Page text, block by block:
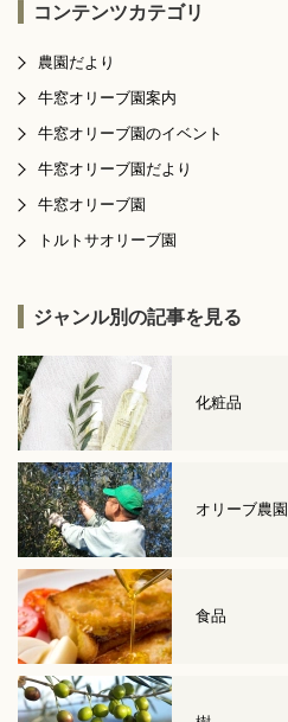
コンテンツカテゴリ
農園だより
牛窓オリーブ園案内
牛窓オリーブ園のイベント
牛窓オリーブ園だより
牛窓オリーブ園
トルトサオリーブ園
ジャンル別の記事を見る
化粧品
オリーブ農園
食品